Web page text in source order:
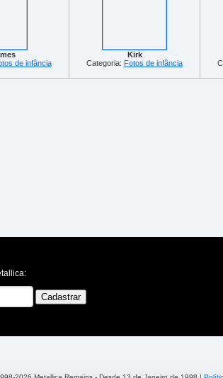
de infância
Kirk
Categoria: Fotos de infância